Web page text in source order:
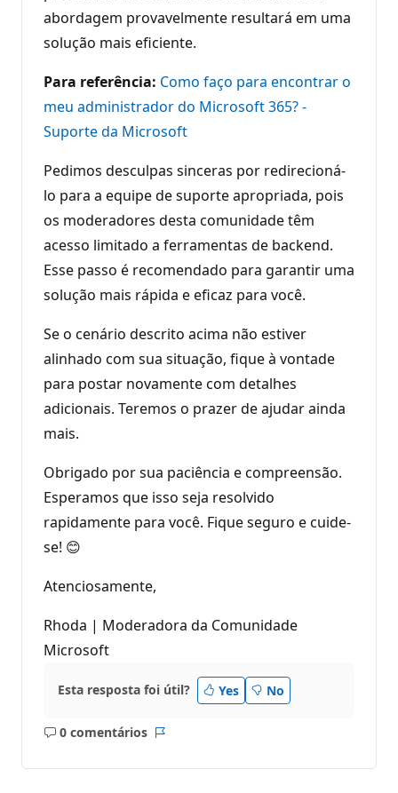
abordagem provavelmente resultará em uma
solução mais eficiente.
Para referência: Como faço para encontrar o
meu administrador do Microsoft 365? -
Suporte da Microsoft
Pedimos desculpas sinceras por redirecioná-
lo para a equipe de suporte apropriada, pois
os moderadores desta comunidade têm
acesso limitado a ferramentas de backend.
Esse passo é recomendado para garantir uma
solução mais rápida e eficaz para você.
Se o cenário descrito acima não estiver
alinhado com sua situação, fique à vontade
para postar novamente com detalhes
adicionais. Teremos o prazer de ajudar ainda
mais.
Obrigado por sua paciência e compreensão.
Esperamos que isso seja resolvido
rapidamente para você. Fique seguro e cuide-
se! 😊
Atenciosamente,
Rhoda | Moderadora da Comunidade
Microsoft
Esta resposta foi útil? Yes No
0 comentários
Sem